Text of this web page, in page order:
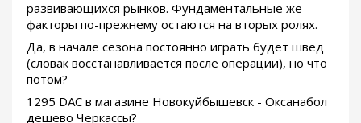
развивающихся рынков. Фундаментальные же
факторы по-прежнему остаются на вторых ролях.
Да, в начале сезона постоянно играть будет швед
(словак восстанавливается после операции), но что
потом?
1295 DAC в магазине Новокуйбышевск - Оксанабол
дешево Черкассы?